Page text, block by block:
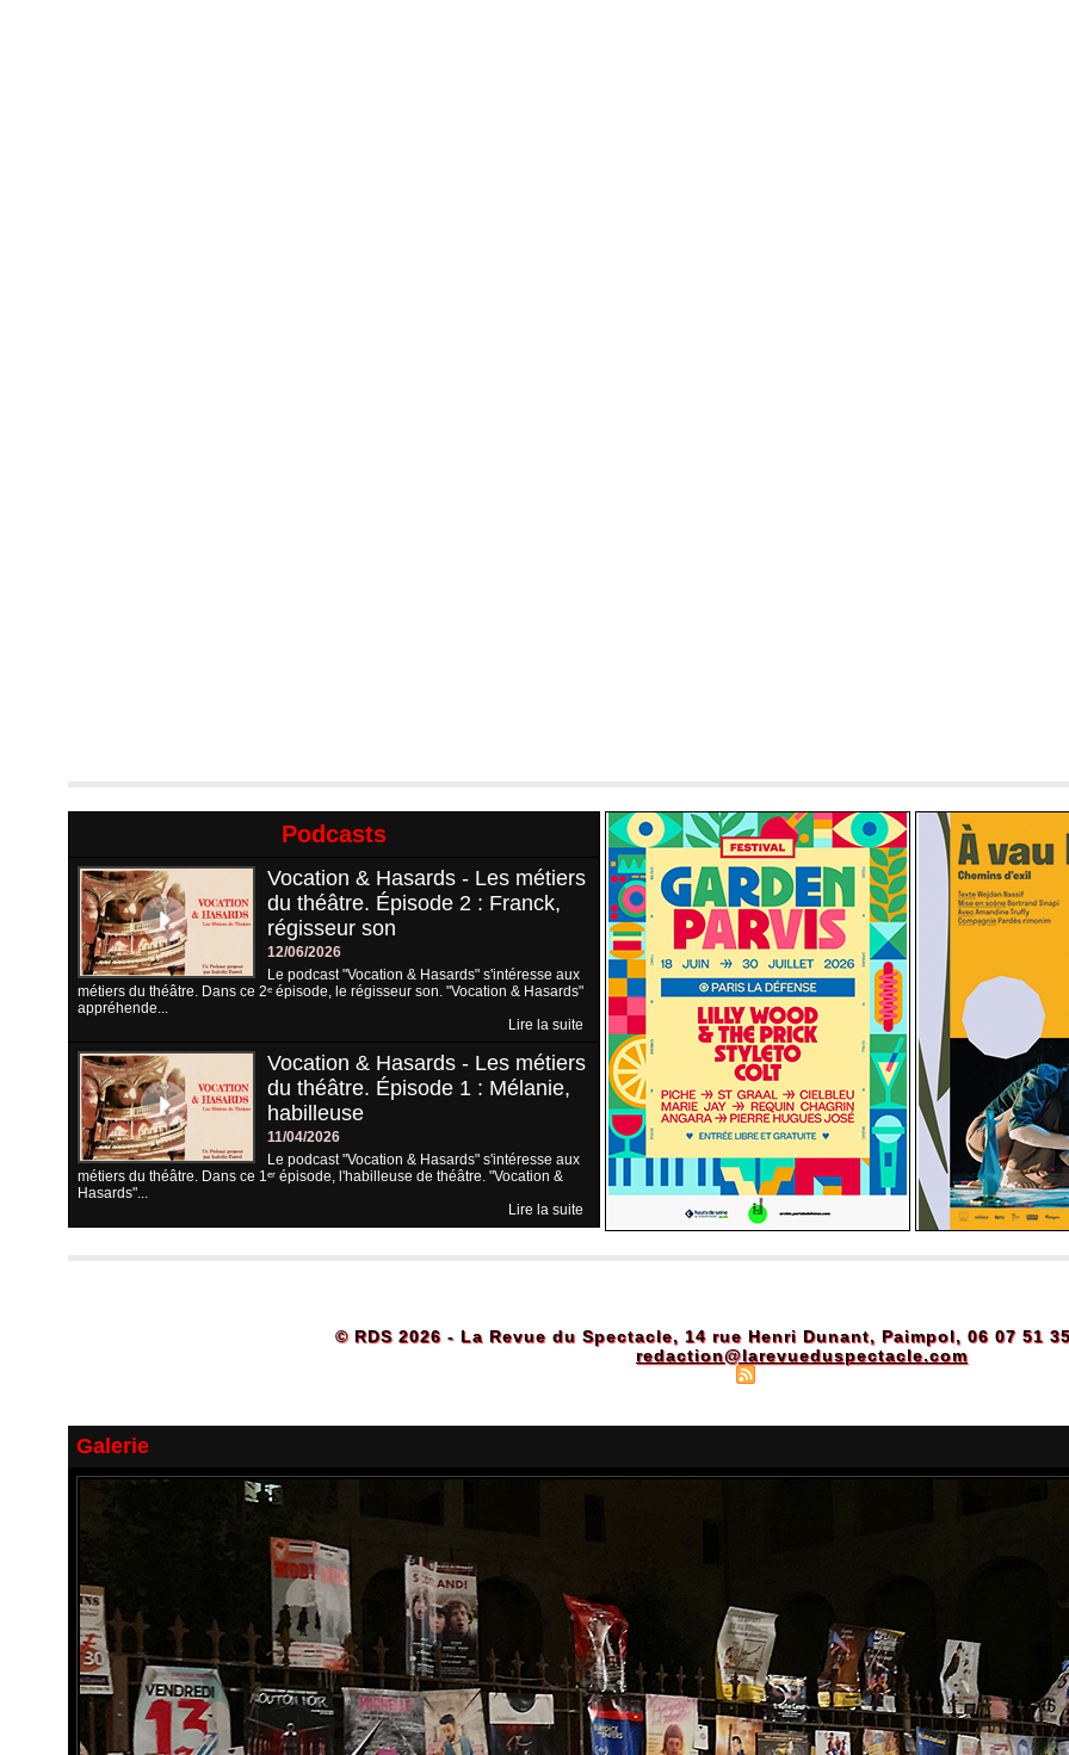
Podcasts
Vocation & Hasards - Les métiers
du théâtre. Épisode 2 : Franck,
régisseur son
12/06/2026
Le podcast "Vocation & Hasards" s'intéresse aux
métiers du théâtre. Dans ce 2ᵉ épisode, le régisseur son. "Vocation & Hasards"
appréhende...
Lire la suite
Vocation & Hasards - Les métiers
du théâtre. Épisode 1 : Mélanie,
habilleuse
11/04/2026
Le podcast "Vocation & Hasards" s'intéresse aux
métiers du théâtre. Dans ce 1ᵉʳ épisode, l'habilleuse de théâtre. "Vocation &
Hasards"...
Lire la suite
© RDS 2026 - La Revue du Spectacle, 14 rue Henri Dunant, Paimpol, 06 07 51
redaction@larevueduspectacle.com
Galerie